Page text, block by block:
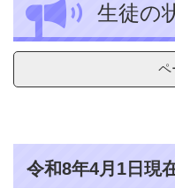
生徒の
ペ
令和8年4月1日